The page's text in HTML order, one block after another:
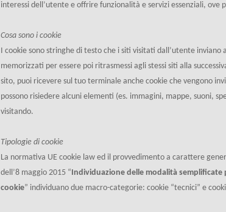
interessi dell’utente e offrire funzionalità e servizi essenziali, ove
Cosa sono i cookie
I cookie sono stringhe di testo che i siti visitati dall’utente
memorizzati per essere poi ritrasmessi agli stessi siti alla
sito, puoi ricevere sul tuo terminale anche cookie che vengono
possono risiedere alcuni elementi (es. immagini, mappe, suoni,
visitando.
Tipologie di cookie
La normativa UE cookie law ed il provvedimento a carattere
dell’8 maggio 2015 “Individuazione delle modalità semplificate
cookie” individuano due macro-categorie: cookie “tecnici” e